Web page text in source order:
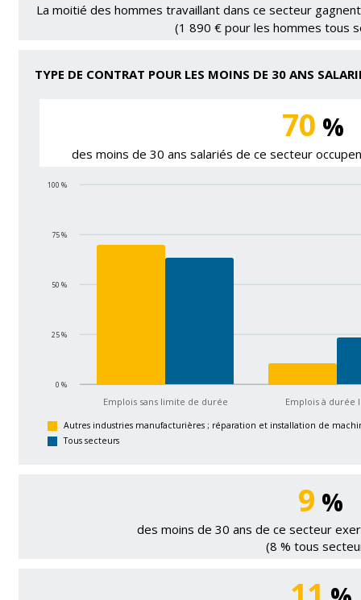
La moitié des hommes travaillant dans ce secteur
(1 890 € pour les hommes tous
TYPE DE CONTRAT POUR LES MOINS DE 30 ANS
70 %
des moins de 30 ans salariés de ce secteur
Emplois sans limite de durée Emplois à durée
0 %
25 %
50 %
75 %
100 %
Autres industries manufacturières ; réparation et installation de
Tous secteurs
9 %
des moins de 30 ans de ce secteur
(8 % tous